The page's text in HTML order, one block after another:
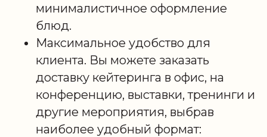
минималистичное оформление
блюд.
Максимальное удобство для
клиента. Вы можете заказать
доставку кейтеринга в офис, на
конференцию, выставки, тренинги и
другие мероприятия, выбрав
наиболее удобный формат: